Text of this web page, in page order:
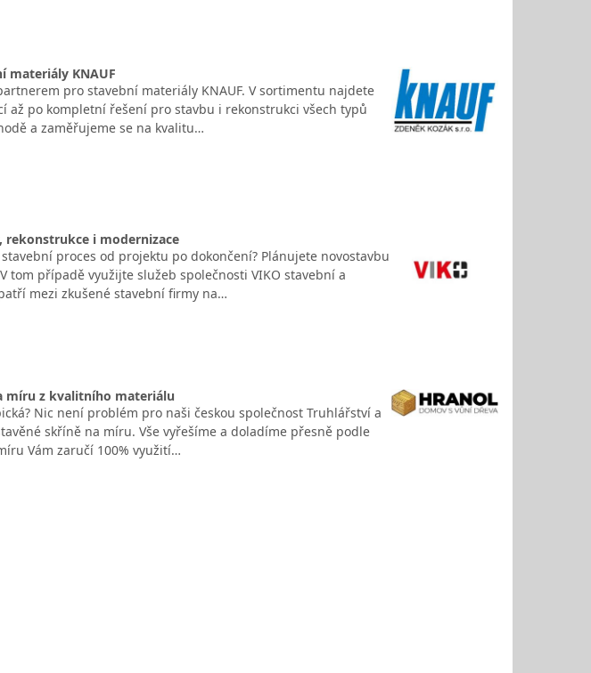
materiály KNAUF
pro stavební materiály KNAUF. V sortimentu najdete
až po kompletní řešení pro stavbu i rekonstrukci všech typů
a zaměřujeme se na kvalitu…
rekonstrukce i modernizace
proces od projektu po dokončení? Plánujete novostavbu
tom případě využijte služeb společnosti VIKO stavební a
mezi zkušené stavební firmy na…
míru z kvalitního materiálu
Nic není problém pro naši českou společnost Truhlářství a
skříně na míru. Vše vyřešíme a doladíme přesně podle
Vám zaručí 100% využití…